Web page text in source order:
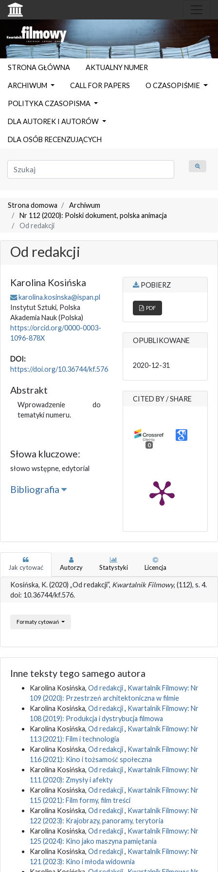
STRONA GŁÓWNA AKTUALNY NUMER
ARCHIWUM CALL FOR PAPERS O CZASOPIŚMIE
POLITYKA CZASOPISMA
DLA AUTOREK I AUTORÓW
DLA OSÓB RECENZUJĄCYCH
Strona domowa
Archiwum
Nr 112 (2020): Polski dokument, polska animacja
Od redakcji
Od redakcji
Karolina Kosińska
karolina.kosinska@ispan.pl
Instytut Sztuki, Polska
Akademia Nauk(Polska)
https://orcid.org/0000-0003-
1096-878X
DOI:
https://doi.org/10.36744/kf.576
Abstrakt
Wprowadzenie do
tematyki numeru.
Słowa kluczowe:
słowo wstępne, edytorial
Bibliografia
POBIERZ
PDF
OPUBLIKOWANE
2020-12-31
CITED BY / SHARE
0
Jak cytować Autorzy Statystyki Licencja
Kosińska, K. (2020) „Od redakcji”, Kwartalnik Filmowy, (112), s. 4.
doi: 10.36744/kf.576.
Formaty cytowań
Inne teksty tego samego autora
Karolina Kosińska, Od redakcji, Kwartalnik Filmowy: Nr
109 (2020): Przestrzeń architektoniczna w filmie
Karolina Kosińska, Od redakcji, Kwartalnik Filmowy: Nr
108 (2019): Produkcja i dystrybucja filmowa
Karolina Kosińska, Od redakcji, Kwartalnik Filmowy: Nr
113 (2021): Film i technologia
Karolina Kosińska, Od redakcji, Kwartalnik Filmowy: Nr
116 (2021): Kino i tożsamość społeczna
Karolina Kosińska, Od redakcji, Kwartalnik Filmowy: Nr
111 (2020): Zmysły i afekty
Karolina Kosińska, Od redakcji, Kwartalnik Filmowy: Nr
115 (2021): Film formy, film treści
Karolina Kosińska, Od redakcji, Kwartalnik Filmowy: Nr
122 (2023): Krajobrazy, panoramy, terytoria
Karolina Kosińska, Od redakcji, Kwartalnik Filmowy: Nr
125 (2024): Kino jako maszyna pamiętania
Karolina Kosińska, Od redakcji, Kwartalnik Filmowy: Nr
121 (2023): Kino i młoda widownia